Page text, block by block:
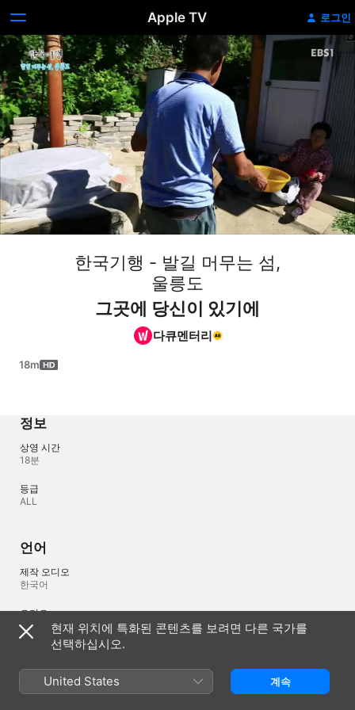
Apple TV 로그인
한국기행 - 발길 머무는 섬,
울릉도
그곳에 당신이 있기에
다큐멘터리
18m
정보
상영 시간
18분
등급
ALL
언어
제작 오디오
한국어
오디오
한국어 (AAC)
대한민국 English (UK)
현재 위치에 특화된 콘텐츠를 보려면 다른 국가를
선택하십시오.
United States 계속